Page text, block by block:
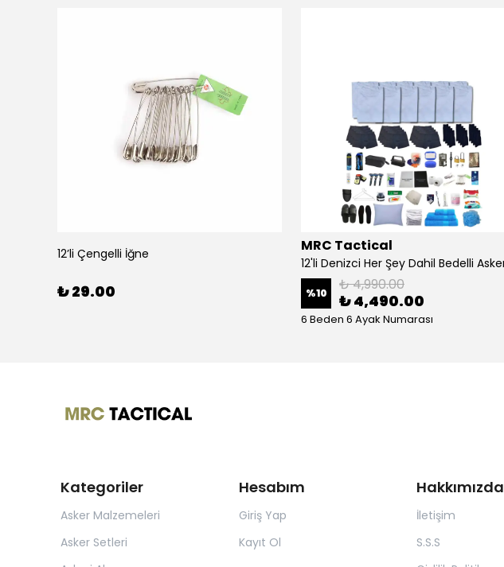
12’li Çengelli İğne
₺ 29.00
MRC Tactical
%10 ₺ 4,990.00
₺ 4,490.00
6 Beden 6 Ayak Numarası
Kategoriler
Asker Malzemeleri
Asker Setleri
Hesabım
Giriş Yap
Kayıt Ol
Hakkımızda
İletişim
S.S.S